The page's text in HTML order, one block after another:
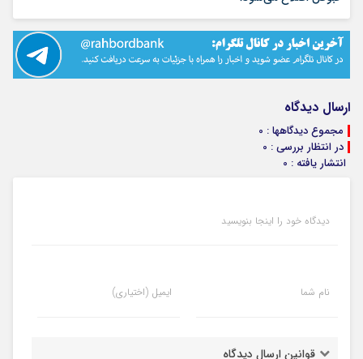
ارسال دیدگاه
مجموع دیدگاهها : 0
در انتظار بررسی : 0
انتشار یافته : 0
دیدگاه خود را اینجا بنویسید
نام شما ایمیل (اختیاری)
قوانین ارسال دیدگاه